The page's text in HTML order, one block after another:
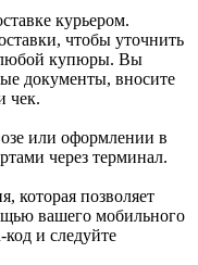
курьером.
чтобы уточнить
любой купюры. Вы
документы, вносите
чек.
или оформлении в
через терминал.
которая позволяет
вашего мобильного
и следуйте